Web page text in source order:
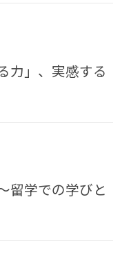
力」、実感する
留学での学びと